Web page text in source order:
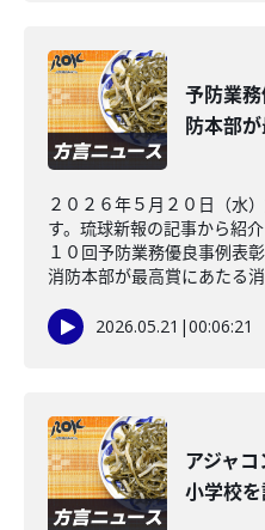
予防業
防本部
２０２６年５月２０日（水
す。琉球新報の記事から紹
１０回予防業務優良事例表
消防本部が最高賞にあたる
2026.05.21 |00:06:21
アジャ
小学校